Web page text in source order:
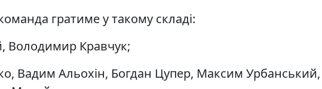
гратиме у такому складі:
Володимир Кравчук;
Вадим Альохін, Богдан Цупер, Максим Урбанський,